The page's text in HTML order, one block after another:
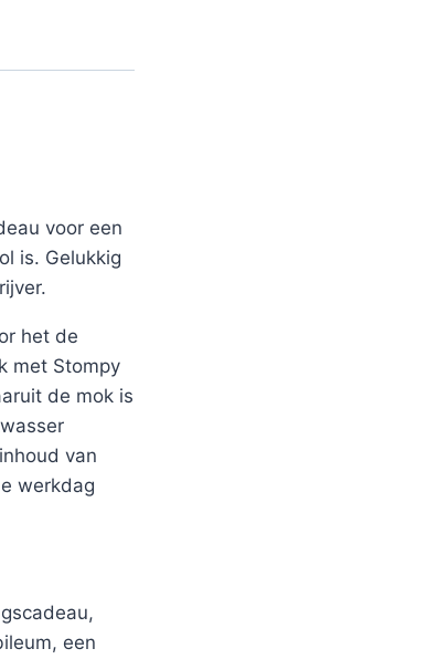
voor een
is. Gelukkig
het de
met Stompy
de mok is
van
werkdag
een